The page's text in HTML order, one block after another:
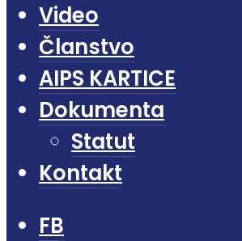
Video
Članstvo
AIPS KARTICE
Dokumenta
Statut
Kontakt
FB